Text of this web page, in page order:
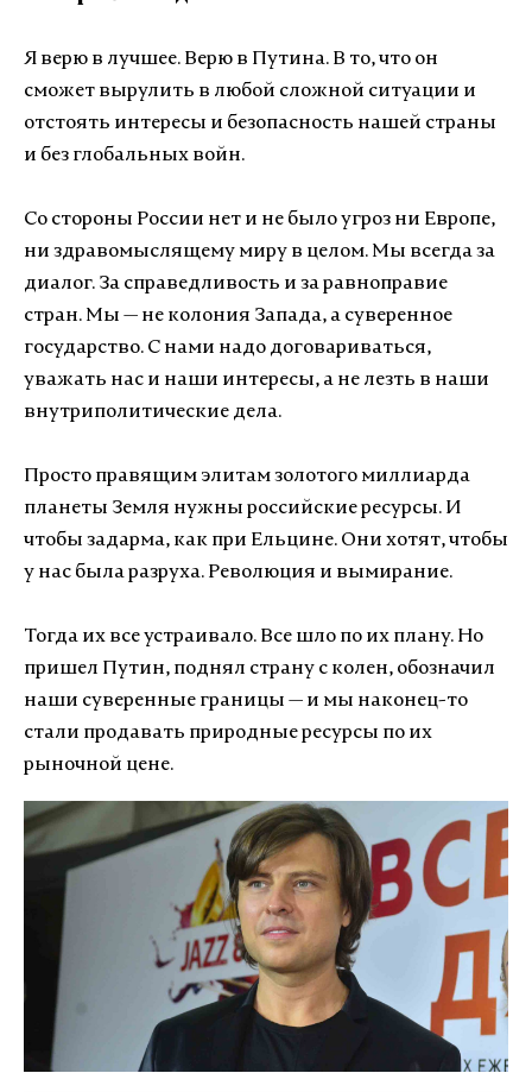
Я верю в лучшее. Верю в Путина. В то, что он
сможет вырулить в любой сложной ситуации и
отстоять интересы и безопасность нашей страны
и без глобальных войн.
Со стороны России нет и не было угроз ни Европе,
ни здравомыслящему миру в целом. Мы всегда за
диалог. За справедливость и за равноправие
стран. Мы — не колония Запада, а суверенное
государство. С нами надо договариваться,
уважать нас и наши интересы, а не лезть в наши
внутриполитические дела.
Просто правящим элитам золотого миллиарда
планеты Земля нужны российские ресурсы. И
чтобы задарма, как при Ельцине. Они хотят, чтобы
у нас была разруха. Революция и вымирание.
Тогда их все устраивало. Все шло по их плану. Но
пришел Путин, поднял страну с колен, обозначил
наши суверенные границы — и мы наконец-то
стали продавать природные ресурсы по их
рыночной цене.